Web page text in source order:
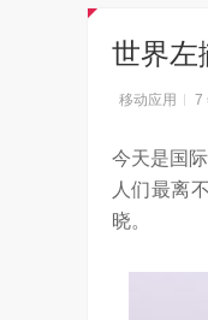
世界左
移动应用 7
今天是国
人们最离
晓。